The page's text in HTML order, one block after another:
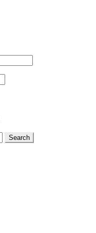
Search